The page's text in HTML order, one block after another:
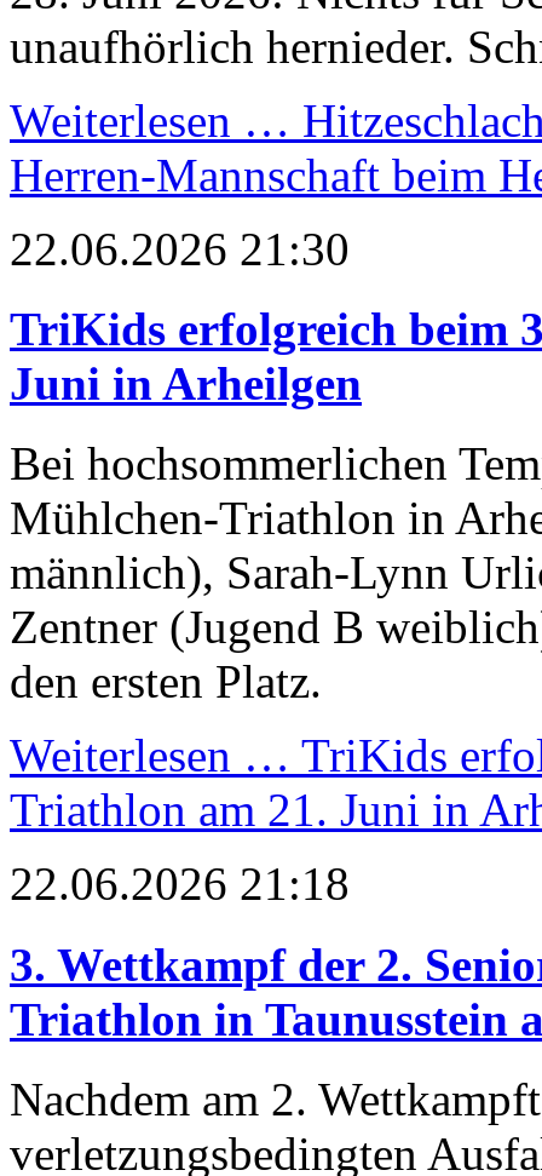
unaufhörlich hernieder.
Weiterlesen …
Herren-Mannschaft beim
22.06.2026 21:30
TriKids erfolgreich beim
Juni in Arheilgen
Bei hochsommerlichen
Mühlchen-Triathlon in
männlich), Sarah-Lynn
Zentner (Jugend B
den ersten Platz.
Weiterlesen … TriKids
Triathlon am 21. Juni in
22.06.2026 21:18
3. Wettkampf der 2.
Triathlon in Taunusstein
Nachdem am 2.
verletzungsbedingten